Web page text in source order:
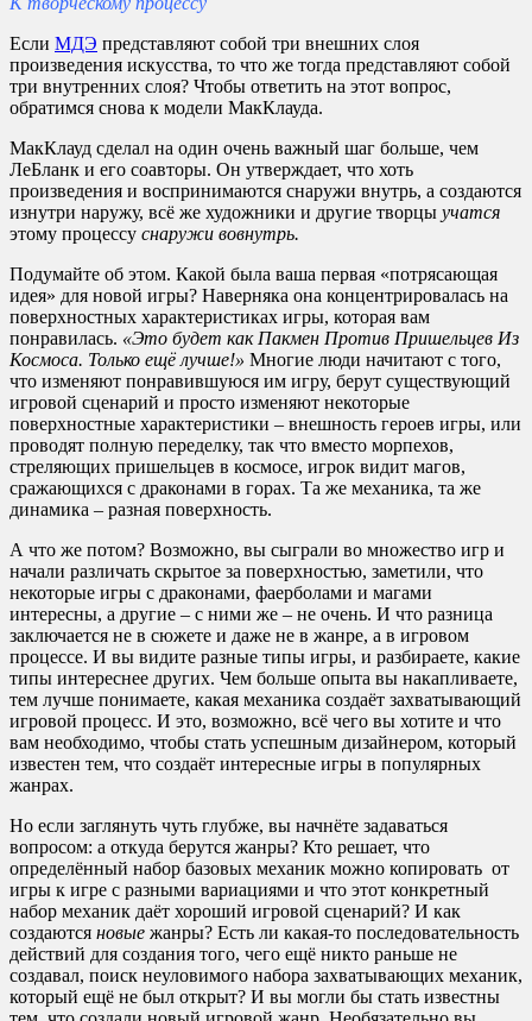
Если МДЭ представляют собой три внешних слоя
произведения искусства, то что же тогда представляют собой
три внутренних слоя? Чтобы ответить на этот вопрос,
обратимся снова к модели МакКлауда.
МакКлауд сделал на один очень важный шаг больше, чем
ЛеБланк и его соавторы. Он утверждает, что хоть
произведения и воспринимаются снаружи внутрь, а создаются
изнутри наружу, всё же художники и другие творцы учатся
этому процессу снаружи вовнутрь.
Подумайте об этом. Какой была ваша первая «потрясающая
идея» для новой игры? Наверняка она концентрировалась на
поверхностных характеристиках игры, которая вам
понравилась. «Это будет как Пакмен Против Пришельцев Из
Космоса. Только ещё лучше!» Многие люди начитают с того,
что изменяют понравившуюся им игру, берут существующий
игровой сценарий и просто изменяют некоторые
поверхностные характеристики – внешность героев игры, или
проводят полную переделку, так что вместо морпехов,
стреляющих пришельцев в космосе, игрок видит магов,
сражающихся с драконами в горах. Та же механика, та же
динамика – разная поверхность.
А что же потом? Возможно, вы сыграли во множество игр и
начали различать скрытое за поверхностью, заметили, что
некоторые игры с драконами, фаерболами и магами
интересны, а другие – с ними же – не очень. И что разница
заключается не в сюжете и даже не в жанре, а в игровом
процессе. И вы видите разные типы игры, и разбираете, какие
типы интереснее других. Чем больше опыта вы накапливаете,
тем лучше понимаете, какая механика создаёт захватывающий
игровой процесс. И это, возможно, всё чего вы хотите и что
вам необходимо, чтобы стать успешным дизайнером, который
известен тем, что создаёт интересные игры в популярных
жанрах.
Но если заглянуть чуть глубже, вы начнёте задаваться
вопросом: а откуда берутся жанры? Кто решает, что
определённый набор базовых механик можно копировать от
игры к игре с разными вариациями и что этот конкретный
набор механик даёт хороший игровой сценарий? И как
создаются новые жанры? Есть ли какая-то последовательность
действий для создания того, чего ещё никто раньше не
создавал, поиск неуловимого набора захватывающих механик,
который ещё не был открыт? И вы могли бы стать известны